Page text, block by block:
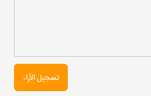
تسجیل الآراء